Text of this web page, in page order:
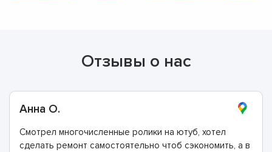
Отзывы о нас
Анна О.
Смотрел многочисленные ролики на ютуб, хотел
сделать ремонт самостоятельно чтоб сэкономить, а в